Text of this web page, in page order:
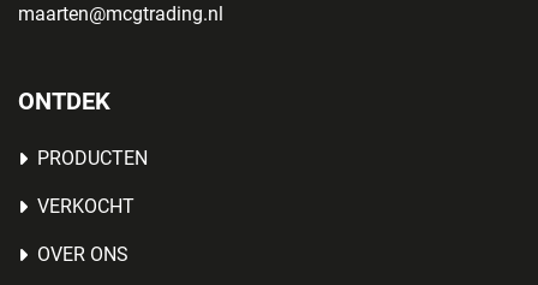
maarten@mcgtrading.nl
ONTDEK
PRODUCTEN
VERKOCHT
OVER ONS